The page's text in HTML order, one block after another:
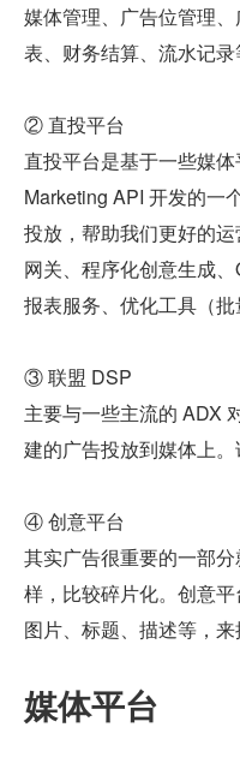
媒体管理、广告位管理
表、财务结算、流水记录
② 直投平台
直投平台是基于一些媒
Marketing API 开发的一
投放，帮助我们更好的
网关、程序化创意生成、
报表服务、优化工具（批
③ 联盟 DSP
主要与一些主流的 ADX
建的广告投放到媒体上。
④ 创意平台
其实广告很重要的一部
样，比较碎片化。创意
图片、标题、描述等，来
媒体平台